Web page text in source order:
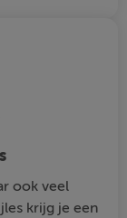
ook veel
krijg je een